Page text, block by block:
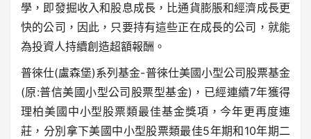
學，即發掘收入和股息成長，比通貨膨脹和經濟成長更
快的公司，因此，只要持有這些正在成長的公司，就能
為投資人持續創造超額報酬。
普徠仕(盧森堡)系列基金-普徠仕美國小型公司股票基金
(原:普信美國小型公司股票型基金)，已經連續7年獲得
理柏美國中小型股票類最佳基金獎項，今年更再度連
莊，分別拿下美國中小型股票類最佳5年期和10年期二